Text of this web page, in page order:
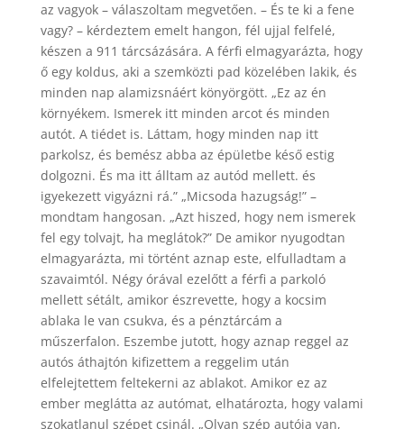
az vagyok – válaszoltam megvetően. – És te ki a fene
vagy? – kérdeztem emelt hangon, fél ujjal felfelé,
készen a 911 tárcsázására. A férfi elmagyarázta, hogy
ő egy koldus, aki a szemközti pad közelében lakik, és
minden nap alamizsnáért könyörgött. „Ez az én
környékem. Ismerek itt minden arcot és minden
autót. A tiédet is. Láttam, hogy minden nap itt
parkolsz, és bemész abba az épületbe késő estig
dolgozni. És ma itt álltam az autód mellett. és
igyekezett vigyázni rá.” „Micsoda hazugság!” –
mondtam hangosan. „Azt hiszed, hogy nem ismerek
fel egy tolvajt, ha meglátok?” De amikor nyugodtan
elmagyarázta, mi történt aznap este, elfulladtam a
szavaimtól. Négy órával ezelőtt a férfi a parkoló
mellett sétált, amikor észrevette, hogy a kocsim
ablaka le van csukva, és a pénztárcám a
műszerfalon. Eszembe jutott, hogy aznap reggel az
autós áthajtón kifizettem a reggelim után
elfelejtettem feltekerni az ablakot. Amikor ez az
ember meglátta az autómat, elhatározta, hogy valami
szokatlanul szépet csinál. „Olyan szép autója van,